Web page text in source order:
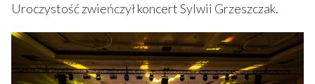
Uroczystość zwieńczył koncert Sylwii Grzeszczak.